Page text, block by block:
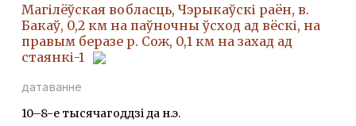
Магілёўская вобласць, Чэрыкаўскі раён, в.
Бакаў, 0,2 км на паўночны ўсход ад вёскі, на
правым беразе р. Сож, 0,1 км на захад ад
стаянкі-1
датаванне
10–8-е тысячагоддзі да н.э.